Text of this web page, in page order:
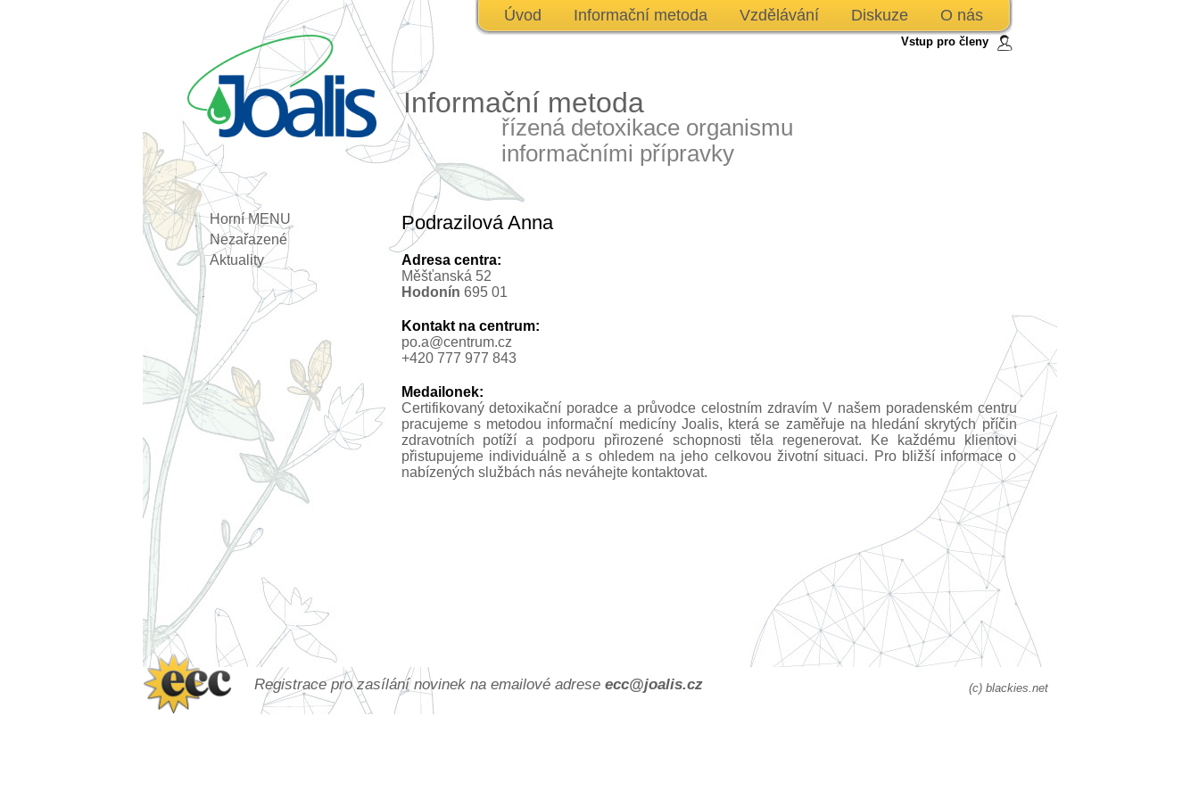
Úvod Informační metoda Vzdělávání Diskuze O nás
Vstup pro členy
Informační metoda
řízená detoxikace organismu
informačními přípravky
Horní MENU
Nezařazené
Aktuality
Podrazilová Anna
Adresa centra:
Měšťanská 52
Hodonín 695 01
Kontakt na centrum:
po.a@centrum.cz
+420 777 977 843
Medailonek:
Certifikovaný detoxikační poradce a průvodce celostním zdravím V našem poradenském centru
pracujeme s metodou informační medicíny Joalis, která se zaměřuje na hledání skrytých příčin
zdravotních potíží a podporu přirozené schopnosti těla regenerovat. Ke každému klientovi
přistupujeme individuálně a s ohledem na jeho celkovou životní situaci. Pro bližší informace o
nabízených službách nás neváhejte kontaktovat.
Registrace pro zasílání novinek na emailové adrese ecc@joalis.cz (c) blackies.net